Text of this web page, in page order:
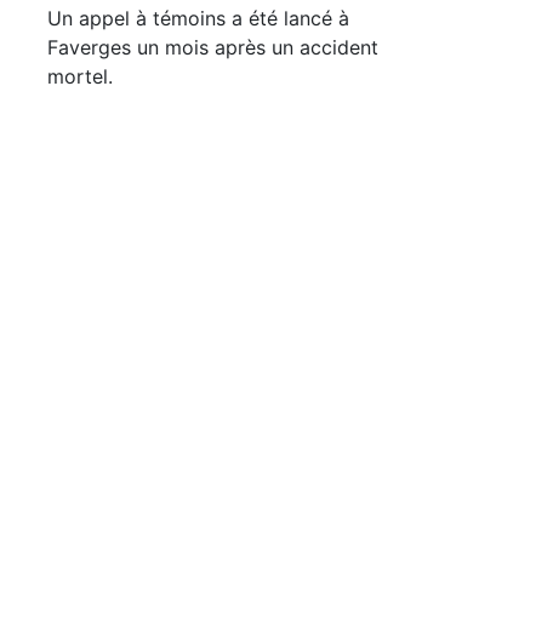
Un appel à témoins a été lancé à
Faverges un mois après un accident
mortel.